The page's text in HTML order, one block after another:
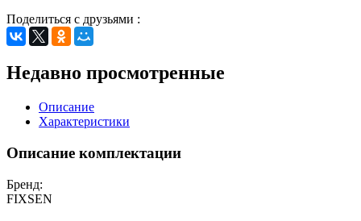
Поделиться с друзьями :
Недавно просмотренные
Описание
Характеристики
Описание комплектации
Бренд:
FIXSEN